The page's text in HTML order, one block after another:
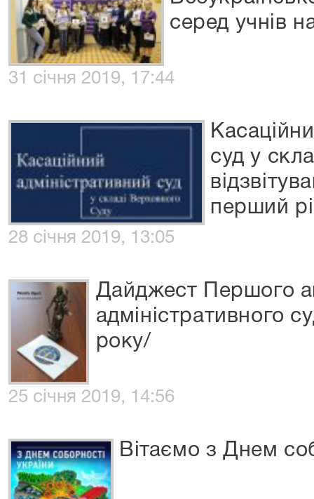
серед учнів
31 січня 2019, 17:44
суд у
перший
28 січня 2019, 13:05
Дайджест Першого
адміністративного
року/
25 січня 2019, 14:56
Вітаємо з Днем